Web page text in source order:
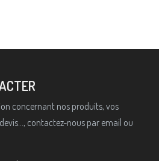
concernant nos produits, vos
contactez-nous par email ou